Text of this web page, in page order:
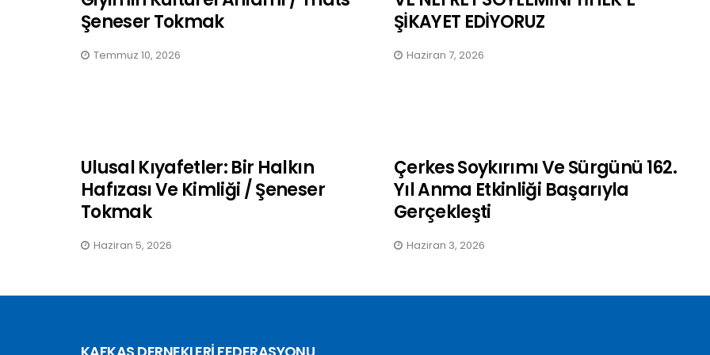
Şeneser Tokmak
Temmuz 10, 2026
ŞİKAYET EDİYORUZ
Haziran 7, 2026
Ulusal Kıyafetler: Bir Halkın
Hafızası Ve Kimliği / Şeneser
Tokmak
Haziran 5, 2026
Çerkes Soykırımı Ve Sürgünü 162.
Yıl Anma Etkinliği Başarıyla
Gerçekleşti
Haziran 3, 2026